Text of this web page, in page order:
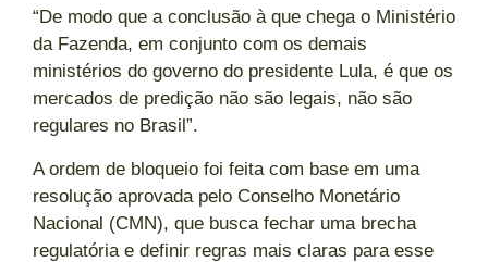
“De modo que a conclusão à que chega o Ministério
da Fazenda, em conjunto com os demais
ministérios do governo do presidente Lula, é que os
mercados de predição não são legais, não são
regulares no Brasil”.
A ordem de bloqueio foi feita com base em uma
resolução aprovada pelo Conselho Monetário
Nacional (CMN), que busca fechar uma brecha
regulatória e definir regras mais claras para esse